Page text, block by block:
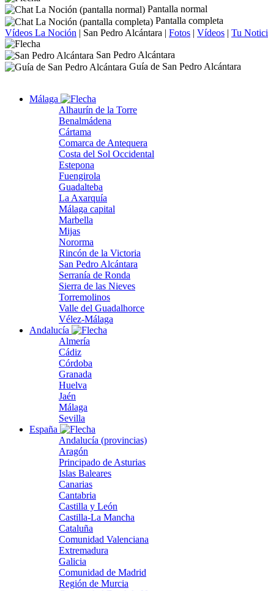
Pantalla normal
Pantalla completa
Vídeos La Noción | San Pedro Alcántara | Fotos | Vídeos | Tu
San Pedro Alcántara
Guía de San Pedro Alcántara
Málaga
Alhaurín de la Torre
Benalmádena
Cártama
Comarca de Antequera
Costa del Sol Occidental
Estepona
Fuengirola
Guadalteba
La Axarquía
Málaga capital
Marbella
Mijas
Nororma
Rincón de la Victoria
San Pedro Alcántara
Serranía de Ronda
Sierra de las Nieves
Torremolinos
Valle del Guadalhorce
Vélez-Málaga
Andalucía
Almería
Cádiz
Córdoba
Granada
Huelva
Jaén
Málaga
Sevilla
España
Andalucía (provincias)
Aragón
Principado de Asturias
Islas Baleares
Canarias
Cantabria
Castilla y León
Castilla-La Mancha
Cataluña
Comunidad Valenciana
Extremadura
Galicia
Comunidad de Madrid
Región de Murcia